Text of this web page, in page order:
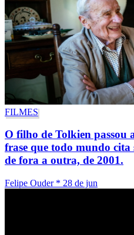
FILMES
O filho de Tolkien passou
frase que todo mundo cita
de fora a outra, de 2001.
Felipe Ouder * 28 de jun